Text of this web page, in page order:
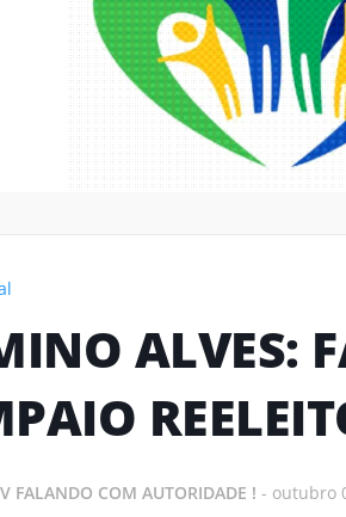
ALVES:
FALANDO COM AUTORIDADE ! - outubro